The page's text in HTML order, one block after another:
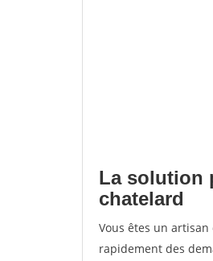
La solution
chatelard
Vous êtes un
rapidement des